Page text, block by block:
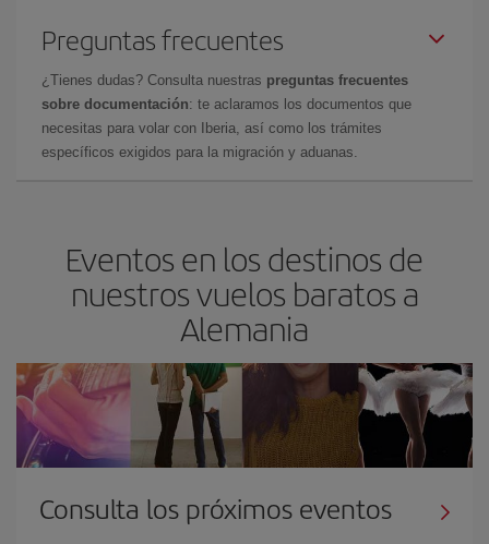
Preguntas frecuentes
¿Tienes dudas? Consulta nuestras preguntas frecuentes
sobre documentación: te aclaramos los documentos que
necesitas para volar con Iberia, así como los trámites
específicos exigidos para la migración y aduanas.
Eventos en los destinos de
nuestros vuelos baratos a
Alemania
Consulta los próximos eventos